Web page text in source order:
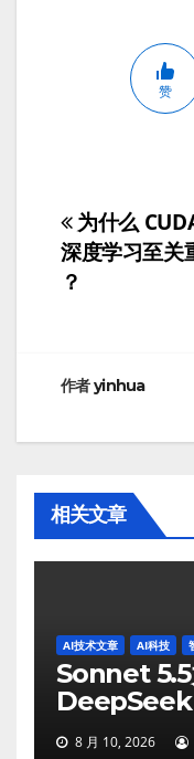
赞
文
章
航
为什么
深度学习至关
？
作者yinhua
相关文章
AI技术文章 AI科技
Sonnet 5.5
DeepSeek
8 月 10, 2026